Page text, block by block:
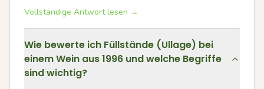
Vollständige Antwort lesen →
Wie bewerte ich Füllstände (Ullage) bei
einem Wein aus 1996 und welche Begriffe
sind wichtig?